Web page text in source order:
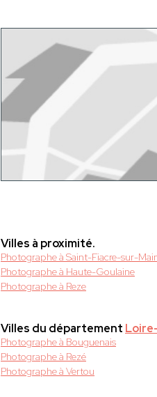
Villes à proximité.
Photographe à Saint-Fiacre-sur-
Photographe à Haute-Goulaine
Photographe à Reze
Villes du département
Photographe à Bouguenais
Photographe à Rezé
Photographe à Vertou